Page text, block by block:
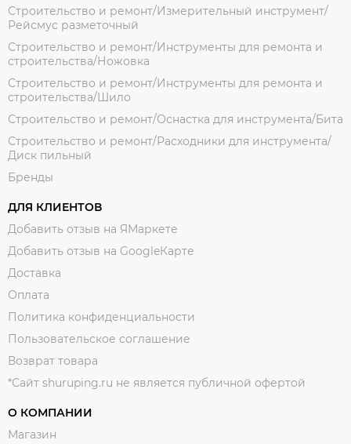
Строительство и ремонт/Измерительный инструмент/
Рейсмус разметочный
Строительство и ремонт/Инструменты для ремонта и
строительства/Ножовка
Строительство и ремонт/Инструменты для ремонта и
строительства/Шило
Строительство и ремонт/Оснастка для инструмента/Бита
Строительство и ремонт/Расходники для инструмента/
Диск пильный
Бренды
ДЛЯ КЛИЕНТОВ
Добавить отзыв на ЯМаркете
Добавить отзыв на GoogleКарте
Доставка
Оплата
Политика конфиденциальности
Пользовательское соглашение
Возврат товара
*Сайт shuruping.ru не является публичной офертой
О КОМПАНИИ
Магазин